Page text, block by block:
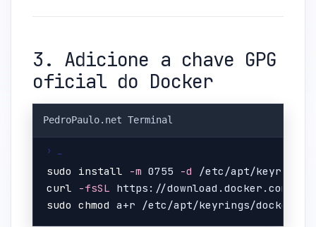
3. Adicione a chave GPG
oficial do Docker
sudo install -m 0755 -d
curl
-fsSL https://download.docker.com/
sudo chmod a+r /etc/apt/keyrings/